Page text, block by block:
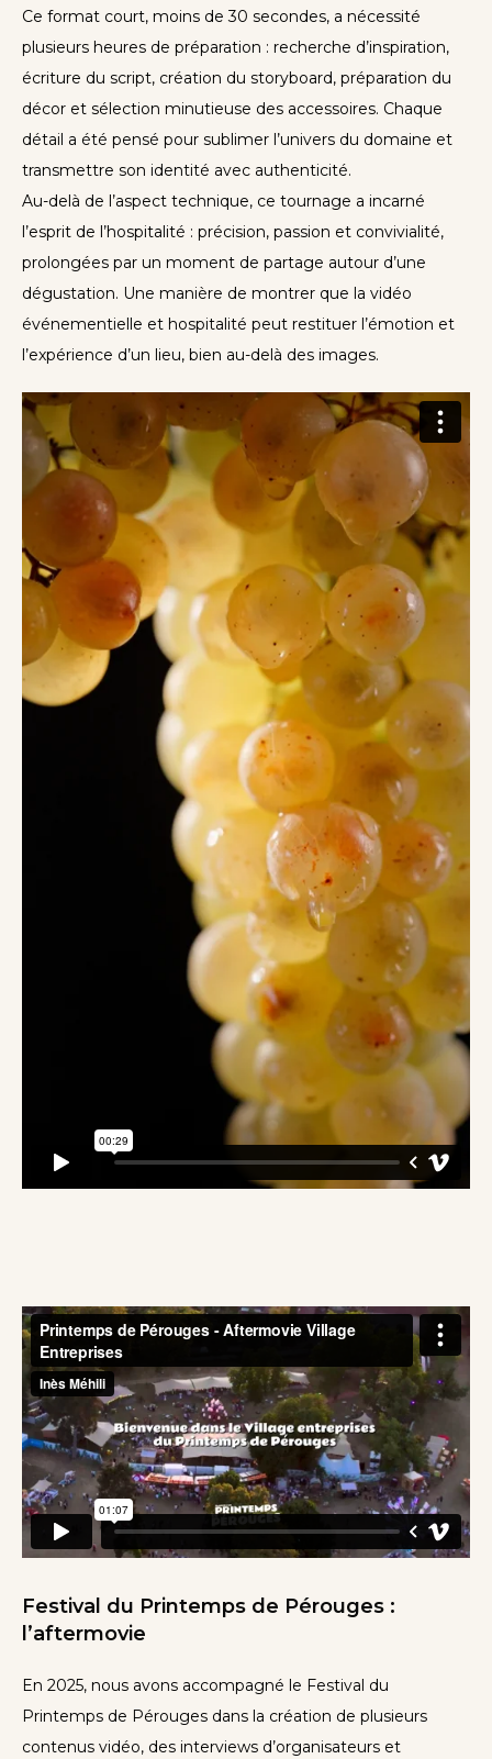
Ce format court, moins de 30 secondes, a nécessité
plusieurs heures de préparation : recherche d’inspiration,
écriture du script, création du storyboard, préparation du
décor et sélection minutieuse des accessoires. Chaque
détail a été pensé pour sublimer l’univers du domaine et
transmettre son identité avec authenticité.
Au-delà de l’aspect technique, ce tournage a incarné
l’esprit de l’hospitalité : précision, passion et convivialité,
prolongées par un moment de partage autour d’une
dégustation. Une manière de montrer que la vidéo
événementielle et hospitalité peut restituer l’émotion et
l’expérience d’un lieu, bien au-delà des images.
Festival du Printemps de Pérouges :
l’aftermovie
En 2025, nous avons accompagné le Festival du
Printemps de Pérouges dans la création de plusieurs
contenus vidéo, des interviews d’organisateurs et